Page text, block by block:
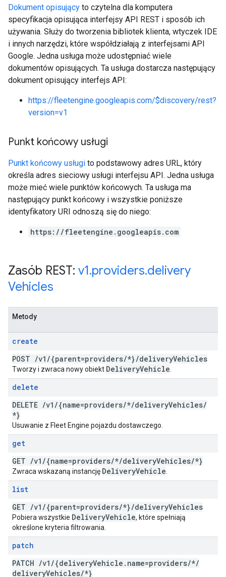
Dokument opisujący to czytelna dla komputera
specyfikacja opisująca interfejsy API REST i sposób ich
używania. Służy do tworzenia bibliotek klienta, wtyczek IDE
i innych narzędzi, które współdziałają z interfejsami API
Google. Jedna usługa może udostępniać wiele
dokumentów opisujących. Ta usługa dostarcza następujący
dokument opisujący interfejs API:
https://fleetengine.googleapis.com/$discovery/rest?
version=v1
Punkt końcowy usługi
Punkt końcowy usługi to podstawowy adres URL, który
określa adres sieciowy usługi interfejsu API. Jedna usługa
może mieć wiele punktów końcowych. Ta usługa ma
następujący punkt końcowy i wszystkie poniższe
identyfikatory URI odnoszą się do niego:
https://fleetengine.googleapis.com
Zasób REST: v1.providers.delivery
Vehicles
Metody
create
POST /v1 /{parent=providers/*}/deliveryVehicles
Tworzy i zwraca nowy obiekt DeliveryVehicle
delete
DELETE /v1 /{name=providers/*/deliveryVehicles/
*}
Usuwanie z Fleet Engine pojazdu dostawczego.
get
GET /v1 /{name=providers/*/deliveryVehicles/*}
Zwraca wskazaną instancję DeliveryVehicle
list
GET /v1 /{parent=providers/*}/deliveryVehicles
Pobiera wszystkie DeliveryVehicle, które spełniają
określone kryteria filtrowania.
patch
PATCH /v1 /{deliveryVehicle . name=providers/*/
deliveryVehicles/*}